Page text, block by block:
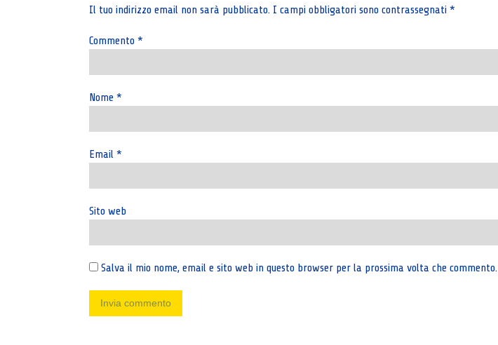
Il tuo indirizzo email non sarà pubblicato. I campi obbligatori sono contrassegnati *
Commento *
Nome *
Email *
Sito web
Salva il mio nome, email e sito web in questo browser per la prossima volta che commento.